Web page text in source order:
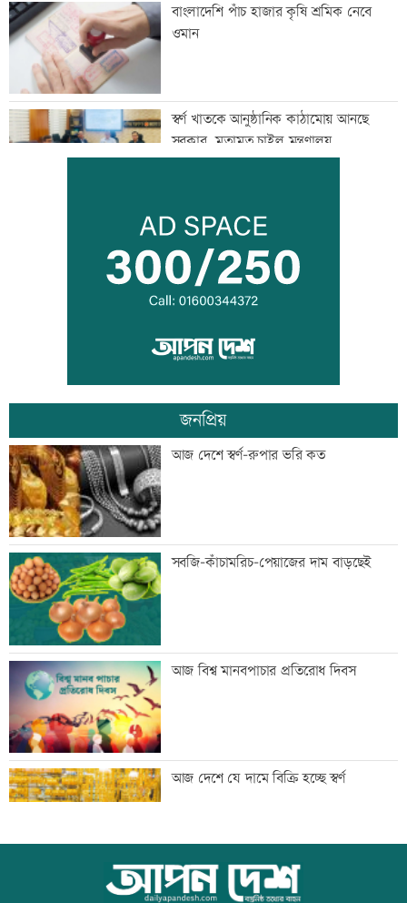
বাংলাদেশি পাঁচ হাজার কৃষি শ্রমিক নেবে
ওমান
স্বর্ণ খাতকে আনুষ্ঠানিক কাঠামোয় আনছে
সরকার, মতামত চাইল মন্ত্রণালয়
গবেষণা-দক্ষতা উন্নয়নে বাংলাদেশ-অস্ট্রেলিয়ার
নতুন উদ্যোগ
বিমানবন্দরে বাড়ছে নিরাপত্তা, বসছে অ্যান্টি-
ড্রোন সিস্টেম
প্রশিক্ষণার্থীদের সনদ দিলো কালীগঞ্জ
পৌরসভা
শেখ হাসিনার কক্ষে ঝুলছে শহীদদের
রক্তামাখা জামা
শিশু হত্যায় দুই কিশোরের কারাদন্ড, পাবজি-
ফ্রি ফায়ার সরাতে বিটিআরসিকে নির্দেশ
জনগণের দাবি পৌঁছে দিতেই সচিবালয়ের
সামনে এসেছি: জামায়াত আমীর
গ্যাস সরবরাহ স্বাভাবিক হবে দুই-তিনদিনের
মধ্যে: মন্ত্রী
জনপ্রিয়
আজ দেশে স্বর্ণ-রুপার ভরি কত
সবজি-কাঁচামরিচ-পেয়াজের দাম বাড়ছেই
আজ বিশ্ব মানবপাচার প্রতিরোধ দিবস
আজ দেশে যে দামে বিক্রি হচ্ছে স্বর্ণ
আজ বিশ্ব বন্ধু দিবস